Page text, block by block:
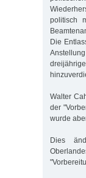
politisch
Die
Walter
der
wurde
Dies